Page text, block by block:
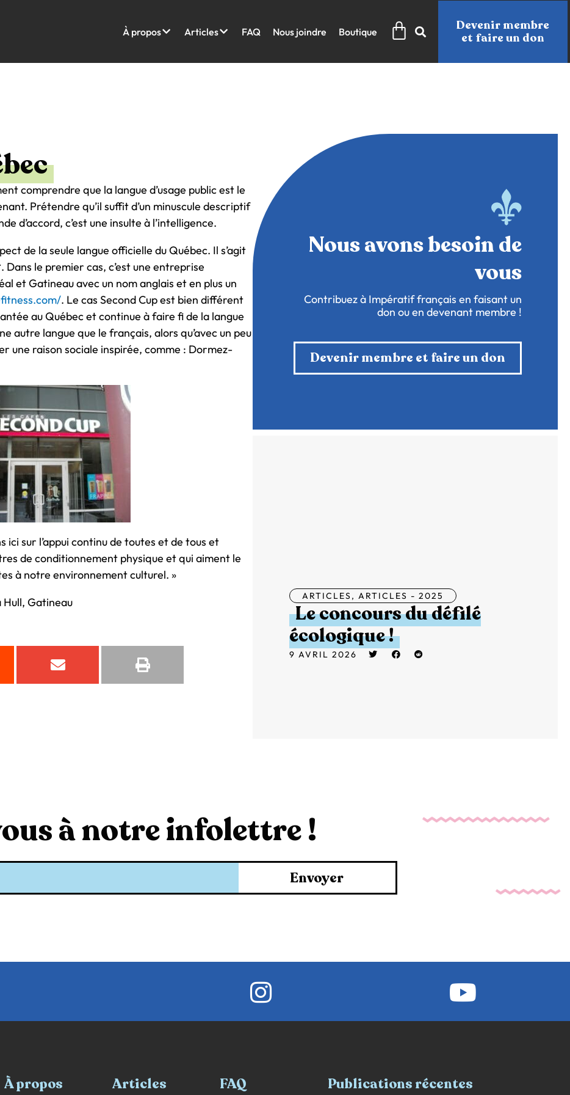
À propos Articles FAQ Nous joindre Boutique Panier
Devenir membre
et faire un don
comprendre que la langue d’usage public est le
Prétendre qu’il suffit d’un minuscule descriptif
d’accord, c’est une insulte à l’intelligence.
de la seule langue officielle du Québec. Il s’agit
. Dans le premier cas, c’est une entreprise
et Gatineau avec un nom anglais et en plus un
. Le cas Second Cup est bien différent
au Québec et continue à faire fi de la langue
autre langue que le français, alors qu’avec un peu
une raison sociale inspirée, comme : Dormez-
ici sur l’appui continu de toutes et de tous et
de conditionnement physique et qui aiment le
à notre environnement culturel. »
Hull, Gatineau
Nous avons besoin de
vous
Contribuez à Impératif français en faisant un
don ou en devenant membre !
Devenir membre et faire un don
ARTICLES, ARTICLES - 2025
Le concours du défilé
écologique !
9 AVRIL 2026
à notre infolettre !
Envoyer
À propos Articles FAQ Publications récentes